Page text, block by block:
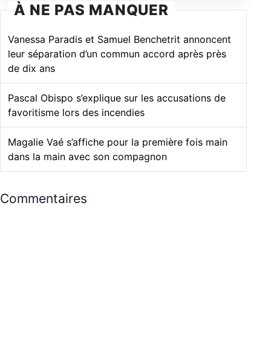
À NE PAS MANQUER
Vanessa Paradis et Samuel Benchetrit annoncent
leur séparation d’un commun accord après près
de dix ans
Pascal Obispo s’explique sur les accusations de
favoritisme lors des incendies
Magalie Vaé s’affiche pour la première fois main
dans la main avec son compagnon
Commentaires